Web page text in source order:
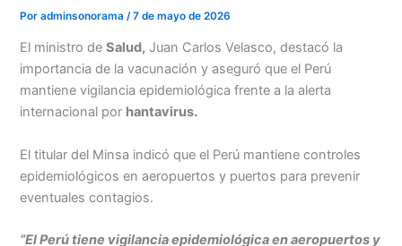
Poradminsonorama/7 de mayo de 2026
El ministro deSalud, Juan Carlos Velasco, destacó la
importancia de la vacunación y aseguró que el Perú
mantiene vigilancia epidemiológica frente a la alerta
internacional por hantavirus.
El titular del Minsa indicó que el Perú mantiene controles
epidemiológicos en aeropuertos y puertos para prevenir
eventuales contagios.
“El Perú tiene vigilancia epidemiológica en aeropuertos y